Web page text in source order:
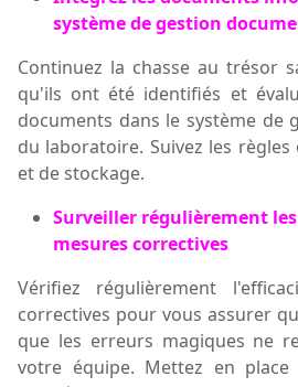
système de gestion
Continuez la chasse au trésor
qu'ils ont été identifiés et
documents dans le système de
du laboratoire. Suivez les règles
et de stockage.
Surveiller régulièrement
mesures correctives
Vérifiez régulièrement
correctives pour vous assurer
que les erreurs magiques ne
votre équipe. Mettez en place